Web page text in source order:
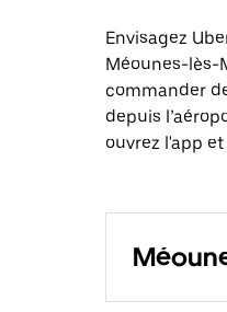
Envisagez
Méounes-lès-
commander
depuis
ouvrez l'app